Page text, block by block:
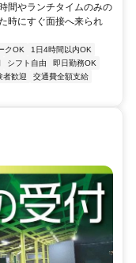
間やランチタイムのみの
時にすぐ面接へ来られ
クOK
1日4時間以内OK
シフト自由
即日勤務OK
者歓迎
交通費全額支給